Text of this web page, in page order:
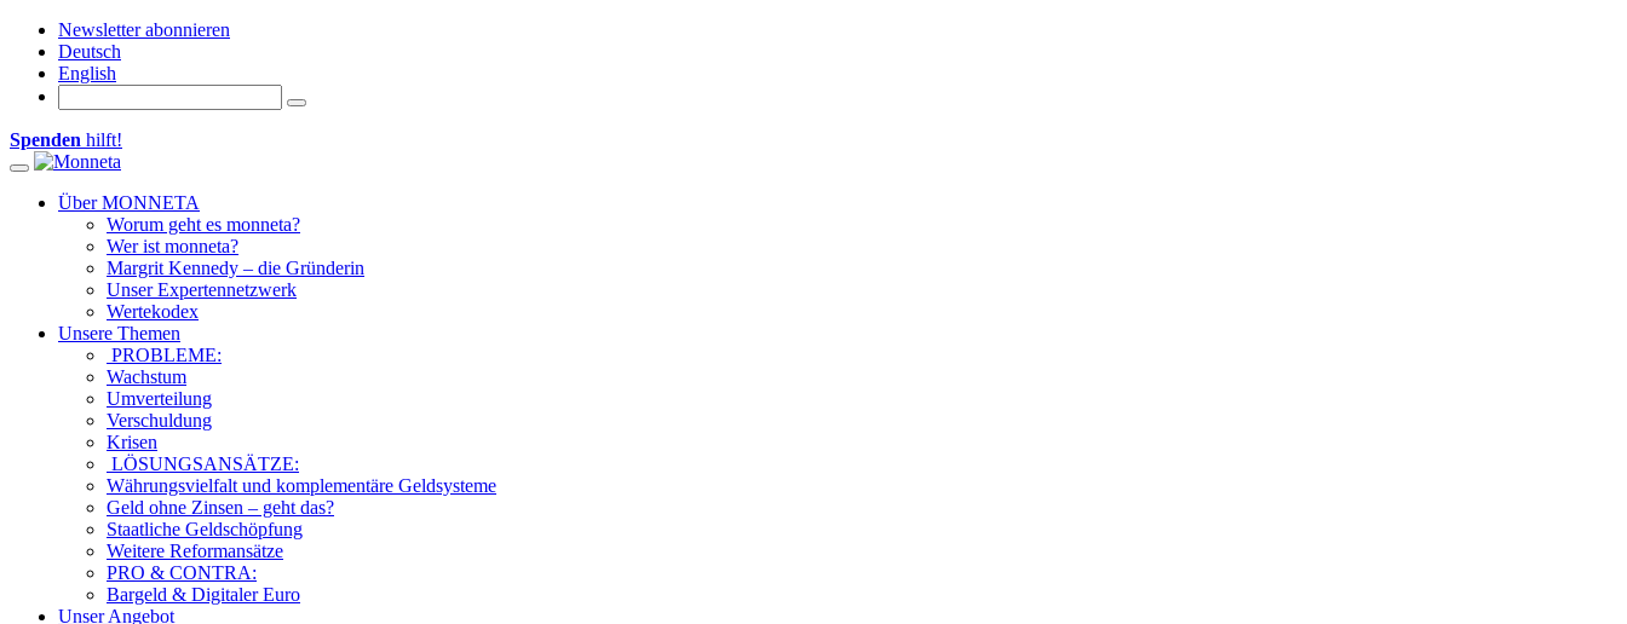
Newsletter abonnieren
Deutsch
English
Spenden hilft!
Toggle navigation
Über MONNETA
Worum geht es monneta?
Wer ist monneta?
Margrit Kennedy – die Gründerin
Unser Expertennetzwerk
Wertekodex
Unsere Themen
PROBLEME:
Wachstum
Umverteilung
Verschuldung
Krisen
LÖSUNGSANSÄTZE:
Währungsvielfalt und komplementäre Geldsysteme
Geld ohne Zinsen – geht das?
Staatliche Geldschöpfung
Weitere Reformansätze
PRO & CONTRA:
Bargeld & Digitaler Euro
Unser Angebot